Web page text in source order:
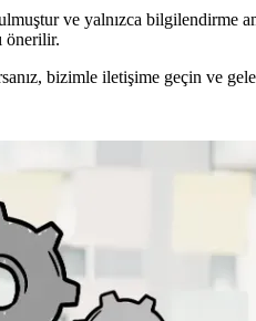
ve yalnızca
önerilir.
bizimle iletişime geçin ve